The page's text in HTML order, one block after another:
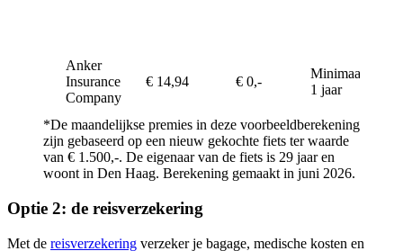
Anker
Insurance
Company
€ 14,94 € 0,-
Minimaal
1 jaar
*De maandelijkse premies in deze voorbeeldberekening
zijn gebaseerd op een nieuw gekochte fiets ter waarde
van € 1.500,-. De eigenaar van de fiets is 29 jaar en
woont in Den Haag. Berekening gemaakt in juni 2026.
Optie 2: de reisverzekering
Met de reisverzekering verzeker je bagage, medische kosten en